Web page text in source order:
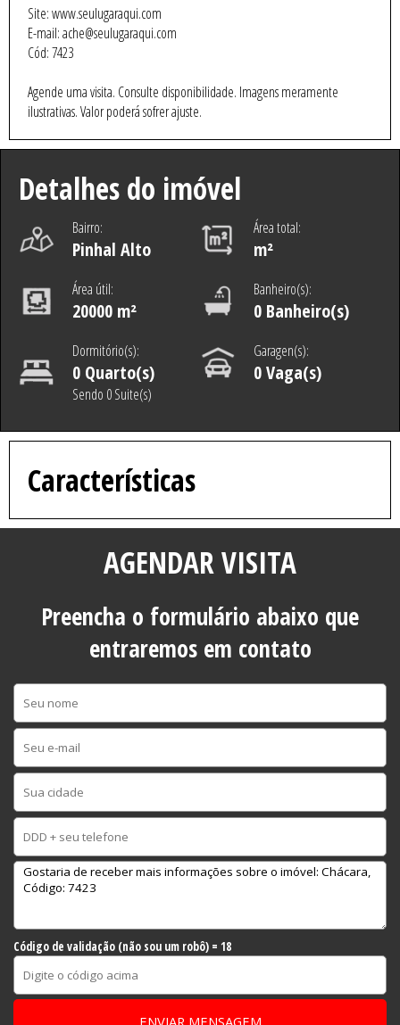
Site: www.seulugaraqui.com
E-mail: ache@seulugaraqui.com
Cód: 7423
Agende uma visita. Consulte disponibilidade. Imagens meramente
ilustrativas. Valor poderá sofrer ajuste.
Detalhes do imóvel
Bairro:
Pinhal Alto
Área total:
m²
Área útil:
20000 m²
Banheiro(s):
0 Banheiro(s)
Dormitório(s):
0 Quarto(s)
Sendo 0 Suite(s)
Garagen(s):
0 Vaga(s)
Características
AGENDAR VISITA
Preencha o formulário abaixo que
entraremos em contato
Código de validação (não sou um robô) = 18
ENVIAR MENSAGEM